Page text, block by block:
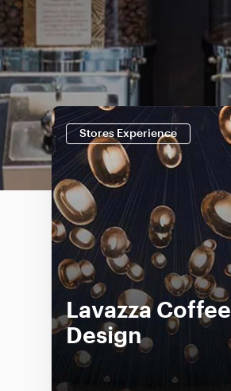
Stores Experience
Lavazza Coffee
Design